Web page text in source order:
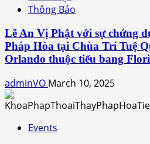
Thông Báo
Lễ An Vị Phật với sự chứng
Pháp Hòa tại Chùa Trí Tuệ
Orlando thuộc tiểu bang
adminVO March 10, 2025
Events